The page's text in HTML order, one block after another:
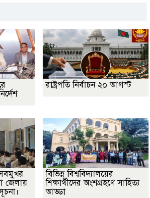
রাষ্ট্রপতি নির্বাচন ২০ আগস্ট
জেলায়
বিভিন্ন বিশ্ববিদ্যালয়ের
শিক্ষার্থীদের অংশগ্রহণে সাহিত্য
আড্ডা